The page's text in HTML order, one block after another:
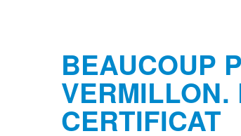
BEAUCOUP
VERMILLON.
CERTIFICAT